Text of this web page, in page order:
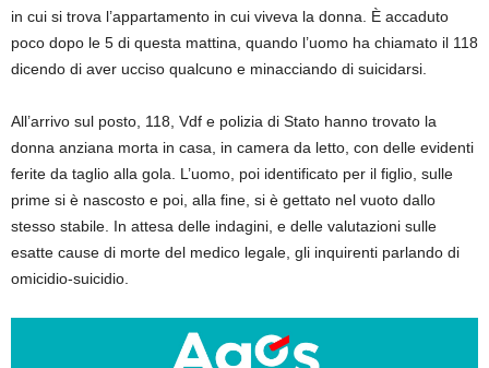
in cui si trova l’appartamento in cui viveva la donna. È accaduto
poco dopo le 5 di questa mattina, quando l’uomo ha chiamato il 118
dicendo di aver ucciso qualcuno e minacciando di suicidarsi.
All’arrivo sul posto, 118, Vdf e polizia di Stato hanno trovato la
donna anziana morta in casa, in camera da letto, con delle evidenti
ferite da taglio alla gola. L’uomo, poi identificato per il figlio, sulle
prime si è nascosto e poi, alla fine, si è gettato nel vuoto dallo
stesso stabile. In attesa delle indagini, e delle valutazioni sulle
esatte cause di morte del medico legale, gli inquirenti parlando di
omicidio-suicidio.